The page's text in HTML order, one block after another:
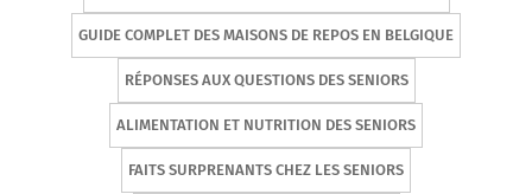
GUIDE COMPLET DES MAISONS DE REPOS EN BELGIQUE
RÉPONSES AUX QUESTIONS DES SENIORS
ALIMENTATION ET NUTRITION DES SENIORS
FAITS SURPRENANTS CHEZ LES SENIORS